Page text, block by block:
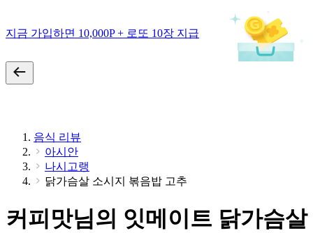
지금 가입하면 10,000P + 로또 10장 지급
음식 리뷰
아시안
나시고랭
닭가슴살 소시지 볶음밥 고추
커피맛님의 잇메이트 닭가슴살